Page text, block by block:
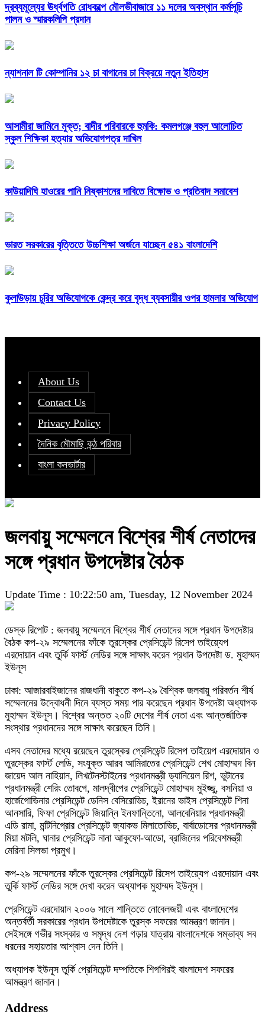
দ্রব্যমূল্যের ঊর্ধ্বগতি রোধকল্পে মৌলভীবাজারে ১১ দলের অবস্থান কর্মসূচি
পালন ও স্মারকলিপি প্রদান
ন্যাশনাল টি কোম্পানির ১২ চা বাগানের চা বিক্রয়ে নতুন ইতিহাস
আসামীরা জামিনে মুক্ত; বাদীর পরিবারকে হুমকি: কমলগঞ্জে বহুল আলোচিত
স্কুল শিক্ষিকা হত্যার অভিযোগপত্র দাখিল
কাউয়াদিঘি হাওরের পানি নিষ্কাশনের দাবিতে বিক্ষোভ ও প্রতিবাদ সমাবেশ
ভারত সরকারের বৃত্তিতে উচ্চশিক্ষা অর্জনে যাচ্ছেন ৫৪১ বাংলাদেশি
কুলাউড়ায় চুরির অভিযোগকে কেন্দ্র করে বৃদ্ধ ব্যবসায়ীর ওপর হামলার অভিযোগ
About Us
Contact Us
Privacy Policy
দৈনিক মৌমাছি কন্ঠ পরিবার
বাংলা কনভার্টার
জলবায়ু সম্মেলনে বিশ্বের শীর্ষ নেতাদের
সঙ্গে প্রধান উপদেষ্টার বৈঠক
Update Time : 10:22:50 am, Tuesday, 12 November 2024
ডেস্ক রিপোট : জলবায়ু সম্মেলনে বিশ্বের শীর্ষ নেতাদের সঙ্গে প্রধান উপদেষ্টার
বৈঠক কপ-২৯ সম্মেলনের ফাঁকে তুরস্কের প্রেসিডেন্ট রিসেপ তাইয়্যেপ
এরদোয়ান এবং তুর্কি ফার্স্ট লেডির সঙ্গে সাক্ষাৎ করেন প্রধান উপদেষ্টা ড. মুহাম্মদ
ইউনূস
ঢাকা: আজারবাইজানের রাজধানী বাকুতে কপ-২৯ বৈশ্বিক জলবায়ু পরিবর্তন শীর্ষ
সম্মেলনের উদ্বোধনী দিনে ব্যস্ত সময় পার করেছেন প্রধান উপদেষ্টা অধ্যাপক
মুহাম্মদ ইউনূস। বিশ্বের অন্তত ২০টি দেশের শীর্ষ নেতা এবং আন্তর্জাতিক
সংস্থার প্রধানদের সঙ্গে সাক্ষাৎ করেছেন তিনি।
এসব নেতাদের মধ্যে রয়েছেন তুরস্কের প্রেসিডেন্ট রিসেপ তাইয়েপ এরদোয়ান ও
তুরস্কের ফার্স্ট লেডি, সংযুক্ত আরব আমিরাতের প্রেসিডেন্ট শেখ মোহাম্মদ বিন
জায়েদ আল নাহিয়ান, লিখটেনস্টাইনের প্রধানমন্ত্রী ড্যানিয়েল রিশ, ভুটানের
প্রধানমন্ত্রী শেরিং তোবগে, মালদ্বীপের প্রেসিডেন্ট মোহাম্মদ মুইজ্জু, বসনিয়া ও
হার্জেগোভিনার প্রেসিডেন্ট ডেনিস বেসিরোভিচ, ইরানের ভাইস প্রেসিডেন্ট শিনা
আনসারি, ফিফা প্রেসিডেন্ট জিয়ান্নি ইনফান্তিনো, আলবেনিয়ার প্রধানমন্ত্রী
এডি রামা, মন্টিনিগ্রোর প্রেসিডেন্ট জ্যাকভ মিলাতোভিচ, বার্বাডোসের প্রধানমন্ত্রী
মিয়া মটলি, ঘানার প্রেসিডেন্ট নানা আকুফো-আডো, ব্রাজিলের পরিবেশমন্ত্রী
মেরিনা সিলভা প্রমুখ।
কপ-২৯ সম্মেলনের ফাঁকে তুরস্কের প্রেসিডেন্ট রিসেপ তাইয়্যেপ এরদোয়ান এবং
তুর্কি ফার্স্ট লেডির সঙ্গে দেখা করেন অধ্যাপক মুহাম্মদ ইউনূস।
প্রেসিডেন্ট এরদোয়ান ২০০৬ সালে শান্তিতে নোবেলজয়ী এবং বাংলাদেশের
অন্তর্বর্তী সরকারের প্রধান উপদেষ্টাকে তুরস্ক সফরের আমন্ত্রণ জানান।
সেইসঙ্গে গভীর সংস্কার ও সমৃদ্ধ দেশ গড়ার যাত্রায় বাংলাদেশকে সম্ভাব্য সব
ধরনের সহায়তার আশ্বাস দেন তিনি।
অধ্যাপক ইউনূস তুর্কি প্রেসিডেন্ট দম্পতিকে শিগগিরই বাংলাদেশ সফরের
আমন্ত্রণ জানান।
Address